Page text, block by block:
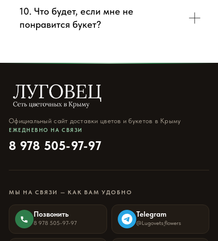
10. Что будет, если мне не
понравится букет?
Официальный сайт доставки цветов и букетов в Крыму
ЕЖЕДНЕВНО НА СВЯЗИ
8 978 505-97-97
МЫ НА СВЯЗИ — КАК ВАМ УДОБНО
Позвонить
8 978 505-97-97
Telegram
@Lugovets_flowers